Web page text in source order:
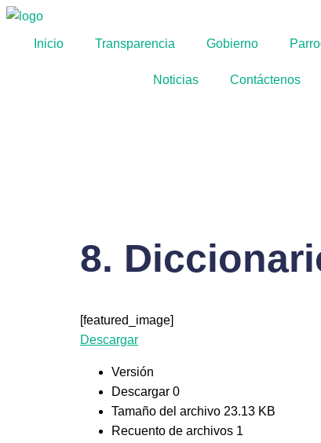
Inicio Transparencia Gobierno
Noticias Contáctenos
8.
[featured_image]
Descargar
Versión
Descargar 0
Tamaño del archivo 23.13 KB
Recuento de archivos 1